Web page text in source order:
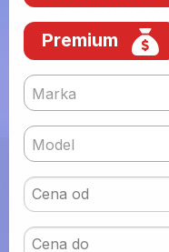
Premium
Marka
Model